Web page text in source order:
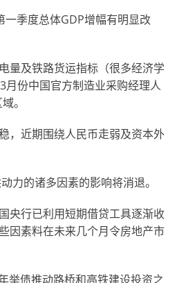
季度总体GDP增幅有明显改
量及铁路货运指标（很多经济学
份中国官方制造业采购经理人
。
，近期围绕人民币走弱及资本外
力的诸多因素的影响将消退。
央行已利用短期借贷工具逐渐收
因素料在未来几个月令房地产市
举债推动路桥和高铁建设投资之